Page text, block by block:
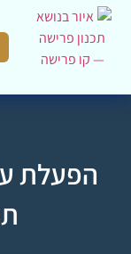
הפעלת